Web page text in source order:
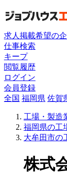
求人掲載希望の
仕事検索
キープ
閲覧履歴
ログイン
会員登録
全国 福岡県 佐賀
工場・製造
福岡県の工
大牟田市の
株式